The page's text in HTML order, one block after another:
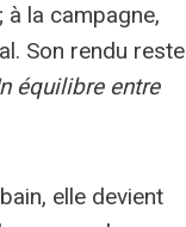
la campagne,
Son rendu reste
équilibre entre
elle devient